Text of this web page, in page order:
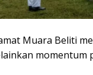
Muara Beliti